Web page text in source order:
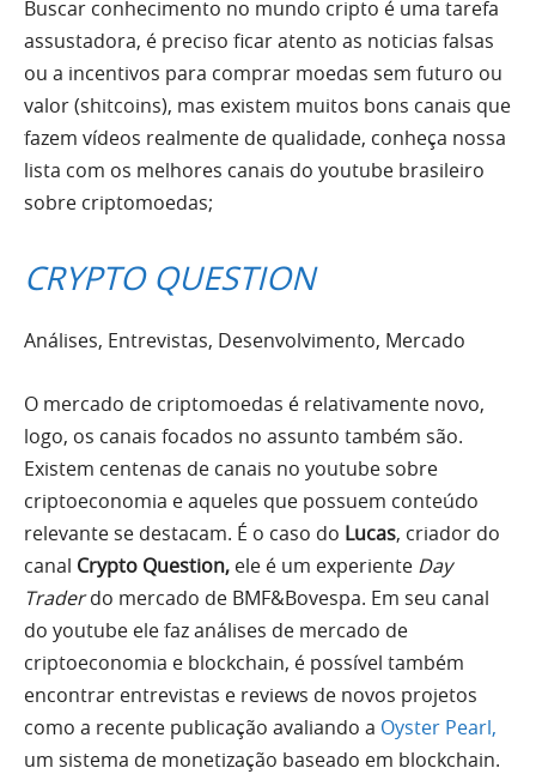
Buscar conhecimento no mundo cripto é uma tarefa
assustadora, é preciso ficar atento as noticias falsas
ou a incentivos para comprar moedas sem futuro ou
valor (shitcoins), mas existem muitos bons canais que
fazem vídeos realmente de qualidade, conheça nossa
lista com os melhores canais do youtube brasileiro
sobre criptomoedas;
CRYPTO QUESTION
Análises, Entrevistas, Desenvolvimento, Mercado
O mercado de criptomoedas é relativamente novo,
logo, os canais focados no assunto também são.
Existem centenas de canais no youtube sobre
criptoeconomia e aqueles que possuem conteúdo
relevante se destacam. É o caso do Lucas, criador do
canal Crypto Question, ele é um experiente Day
Traderdo mercado de BMF&Bovespa. Em seu canal
do youtube ele faz análises de mercado de
criptoeconomia e blockchain, é possível também
encontrar entrevistas e reviews de novos projetos
como a recente publicação avaliando a Oyster Pearl,
um sistema de monetização baseado em blockchain.